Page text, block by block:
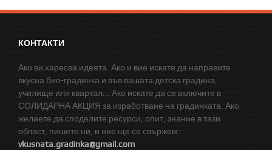
КОНТАКТИ
Ако ви харесва идеята. Ако и вие искате да направите
вкусна био-градинка и във вашата детска градина,
училище или квартал... Ако искате да се включите в
СОЛИДАРНА АКЦИЯ за изработване на градинката. Ако
желаете да споделите ресурси, опит, знание в тази
област, пишете ни, и ние ще се свържем:
vkusnata.gradinka@gmail.com